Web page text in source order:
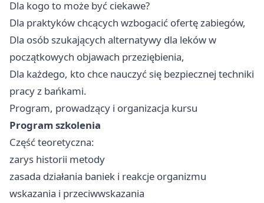
Dla kogo to może być ciekawe?
Dla praktyków chcących wzbogacić ofertę zabiegów,
Dla osób szukających alternatywy dla leków w
początkowych objawach przeziębienia,
Dla każdego, kto chce nauczyć się bezpiecznej techniki
pracy z bańkami.
Program, prowadzący i organizacja kursu
Program szkolenia
Część teoretyczna:
zarys historii metody
zasada działania baniek i reakcje organizmu
wskazania i przeciwwskazania